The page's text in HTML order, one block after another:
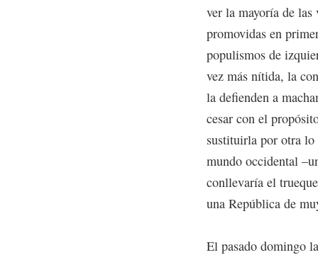
ver la mayoría de
promovidas en
populismos de
vez más nítida, la
la defienden a
cesar con el
sustituirla por otra lo
mundo occidental
conllevaría el
una República de
El pasado domingo